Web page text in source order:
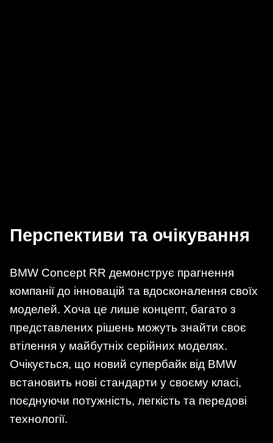
Перспективи та очікування
BMW Concept RR демонструє прагнення
компанії до інновацій та вдосконалення своїх
моделей. Хоча це лише концепт, багато з
представлених рішень можуть знайти своє
втілення у майбутніх серійних моделях.
Очікується, що новий супербайк від BMW
встановить нові стандарти у своєму класі,
поєднуючи потужність, легкість та передові
технології.